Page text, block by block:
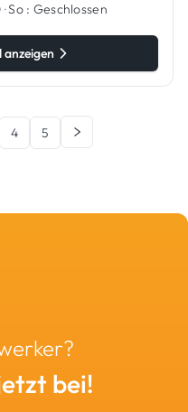
·So : Geschlossen
anzeigen
4 5
bei!